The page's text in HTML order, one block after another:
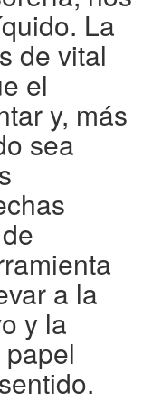
La
de vital
el
y, más
sea
a la
y la